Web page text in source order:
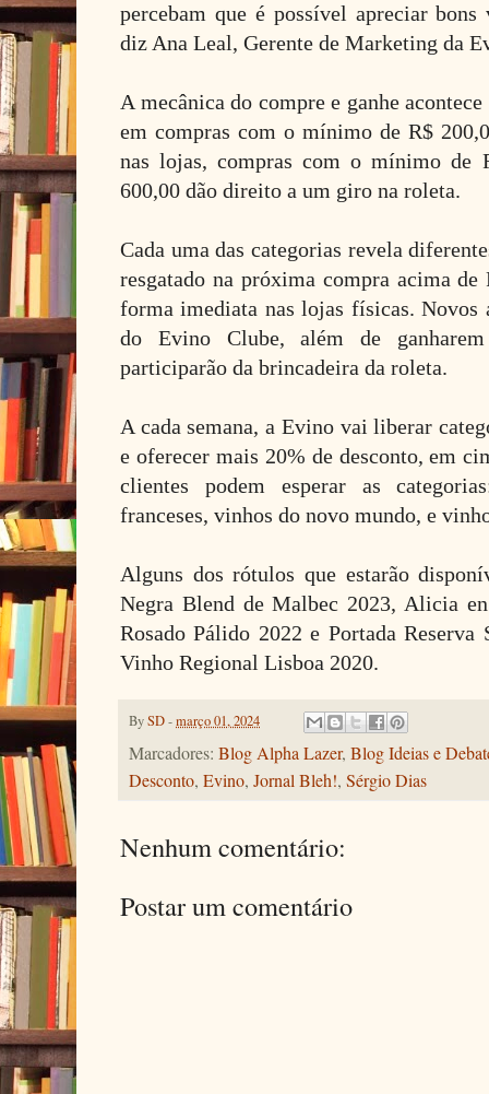
percebam que é possível apreciar
diz Ana Leal, Gerente de Marketing da
A mecânica do compre e ganhe
em compras com o mínimo de R$
nas lojas, compras com o mínimo de
600,00 dão direito a um giro na roleta.
Cada uma das categorias revela
resgatado na próxima compra acima de
forma imediata nas lojas físicas. Novos
do Evino Clube, além de
participarão da brincadeira da roleta.
A cada semana, a Evino vai liberar
e oferecer mais 20% de desconto, em
clientes podem esperar as
franceses, vinhos do novo mundo, e
Alguns dos rótulos que estarão
Negra Blend de Malbec 2023, Alicia
Rosado Pálido 2022 e Portada Reserva
Vinho Regional Lisboa 2020.
BySD-março 01, 2024
Marcadores: Blog Alpha Lazer, Blog Ideias e
Desconto, Evino, Jornal Bleh!, Sérgio Dias
Nenhum comentário:
Postar um comentário